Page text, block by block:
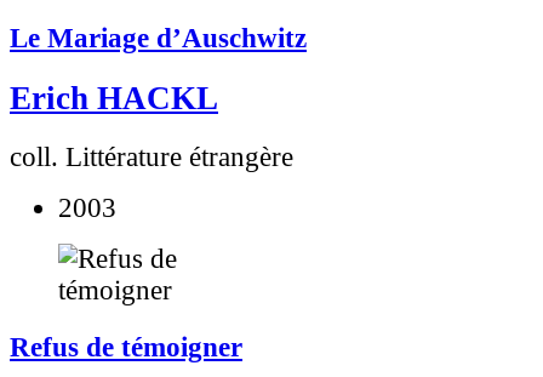
Le Mariage d’Auschwitz
Erich HACKL
coll. Littérature étrangère
2003
Refus de témoigner